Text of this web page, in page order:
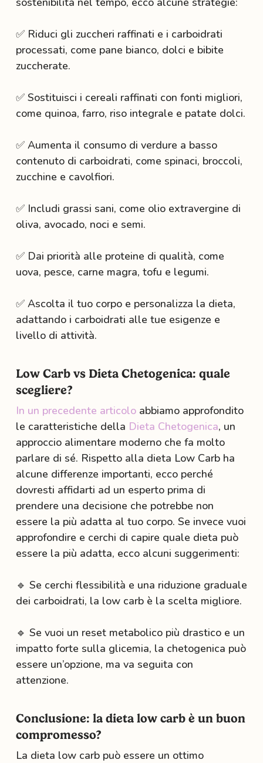
✅ Riduci gli zuccheri raffinati e i carboidrati
processati, come pane bianco, dolci e bibite
zuccherate.
✅ Sostituisci i cereali raffinati con fonti migliori,
come quinoa, farro, riso integrale e patate dolci.
✅ Aumenta il consumo di verdure a basso
contenuto di carboidrati, come spinaci, broccoli,
zucchine e cavolfiori.
✅ Includi grassi sani, come olio extravergine di
oliva, avocado, noci e semi.
✅ Dai priorità alle proteine di qualità, come
uova, pesce, carne magra, tofu e legumi.
✅ Ascolta il tuo corpo e personalizza la dieta,
adattando i carboidrati alle tue esigenze e
livello di attività.
Low Carb vs Dieta Chetogenica: quale
scegliere?
In un precedente articoloabbiamo approfondito
le caratteristiche della Dieta Chetogenica, un
approccio alimentare moderno che fa molto
parlare di sé. Rispetto alla dieta Low Carb ha
alcune differenze importanti, ecco perché
dovresti affidarti ad un esperto prima di
prendere una decisione che potrebbe non
essere la più adatta al tuo corpo. Se invece vuoi
approfondire e cerchi di capire quale dieta può
essere la più adatta, ecco alcuni suggerimenti:
🔹 Se cerchi flessibilità e una riduzione graduale
dei carboidrati, la low carb è la scelta migliore.
🔹 Se vuoi un reset metabolico più drastico e un
impatto forte sulla glicemia, la chetogenica può
essere un’opzione, ma va seguita con
attenzione.
Conclusione: la dieta low carb è un buon
compromesso?
La dieta low carb può essere un ottimo